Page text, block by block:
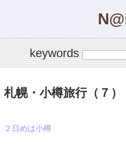
keywords
札幌・小樽旅行（７）
２日めは小樽